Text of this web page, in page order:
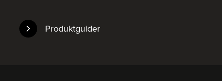
Produktguider